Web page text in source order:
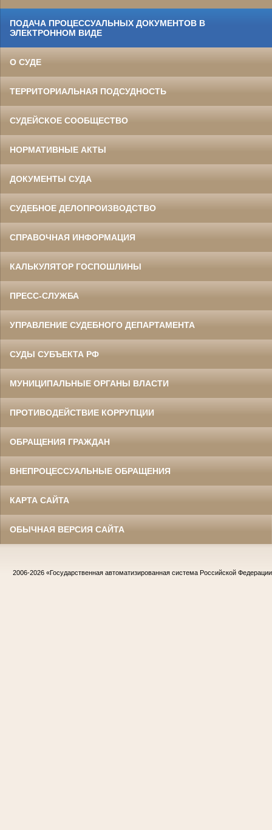
ПОДАЧА ПРОЦЕССУАЛЬНЫХ ДОКУМЕНТОВ В
ЭЛЕКТРОННОМ ВИДЕ
О СУДЕ
ТЕРРИТОРИАЛЬНАЯ ПОДСУДНОСТЬ
СУДЕЙСКОЕ СООБЩЕСТВО
НОРМАТИВНЫЕ АКТЫ
ДОКУМЕНТЫ СУДА
СУДЕБНОЕ ДЕЛОПРОИЗВОДСТВО
СПРАВОЧНАЯ ИНФОРМАЦИЯ
КАЛЬКУЛЯТОР ГОСПОШЛИНЫ
ПРЕСС-СЛУЖБА
УПРАВЛЕНИЕ СУДЕБНОГО ДЕПАРТАМЕНТА
СУДЫ СУБЪЕКТА РФ
МУНИЦИПАЛЬНЫЕ ОРГАНЫ ВЛАСТИ
ПРОТИВОДЕЙСТВИЕ КОРРУПЦИИ
ОБРАЩЕНИЯ ГРАЖДАН
ВНЕПРОЦЕССУАЛЬНЫЕ ОБРАЩЕНИЯ
КАРТА САЙТА
ОБЫЧНАЯ ВЕРСИЯ САЙТА
2006-2026 «Государственная автоматизированная система Российской